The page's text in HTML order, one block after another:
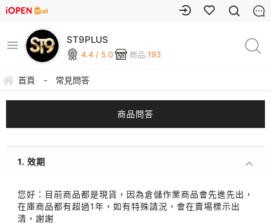
ST9PLUS
4.4 / 5.0 商品:193
首頁 - 常見問答
商品問答
1. 效期
您好：目前商品都是現貨，因為倉儲作業商品會先進先出，
在庫商品都有超過1年，如有特殊請況，會在賣場標示出
清，謝謝